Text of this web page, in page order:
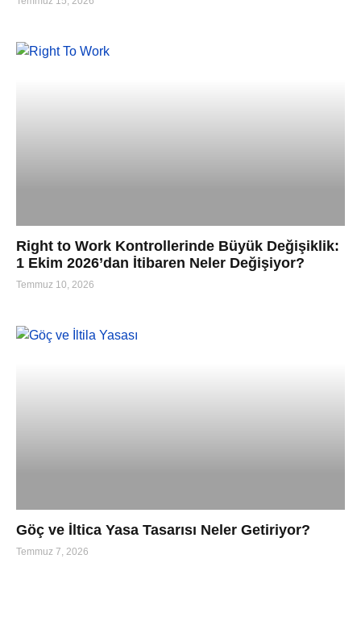
Right to Work Kontrollerinde Büyük Değişiklik:
1 Ekim 2026’dan İtibaren Neler Değişiyor?
Temmuz 10, 2026
Göç ve İltica Yasa Tasarısı Neler Getiriyor?
Temmuz 7, 2026